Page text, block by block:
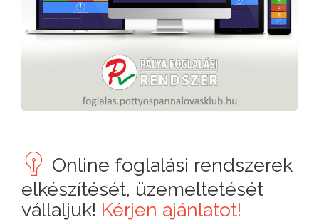
Online foglalási rendszerek
elkészítését, üzemeltetését
vállaljuk! Kérjen ajánlatot!